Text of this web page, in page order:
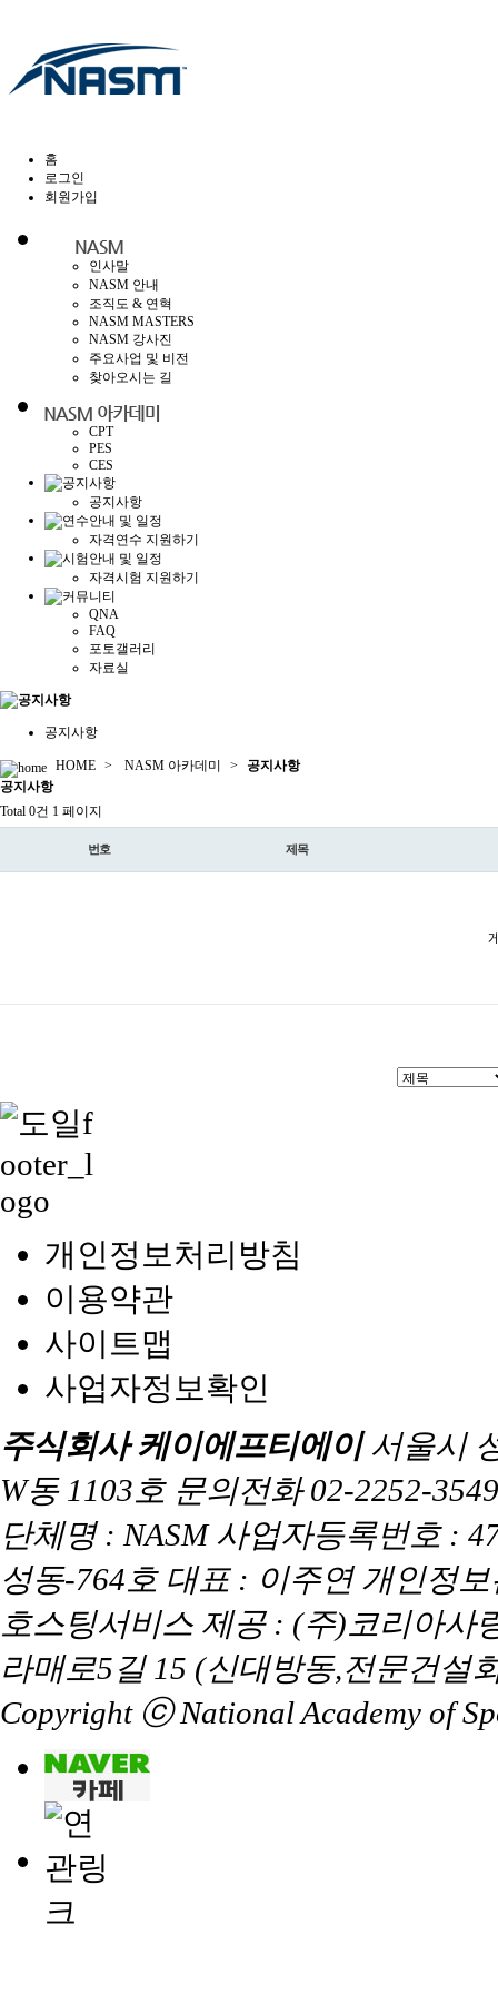
홈
로그인
회원가입
인사말
NASM 안내
조직도 & 연혁
NASM MASTERS
NASM 강사진
주요사업 및 비전
찾아오시는 길
CPT
PES
CES
공지사항
자격연수 지원하기
자격시험 지원하기
QNA
FAQ
포토갤러리
자료실
공지사항
HOME > NASM 아카데미 >
공지사항
공지 사항
Total 0건 1 페이지
번호 제목
개인정보처리방침
이용약관
사이트맵
사업자정보확인
주식회사 케이에프티에이서울시
W동 1103호 문의전화 02-2252-
단체명 : NASM 사업자등록번호 :
성동-764호 대표 : 이주연 개인정
호스팅서비스 제공 : (주)코리아
라매로5길 15 (신대방동,전문건설
Copyright ⓒ National Academy of